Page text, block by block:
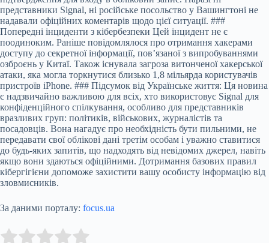
представники Signal, ні російське посольство у Вашингтоні не
надавали офіційних коментарів щодо цієї ситуації. ###
Попередні інциденти з кібербезпеки Цей інцидент не є
поодиноким. Раніше повідомлялося про отримання хакерами
доступу до секретної інформації, пов’язаної з випробуваннями
озброєнь у Китаї. Також існувала загроза витонченої хакерської
атаки, яка могла торкнутися близько 1,8 мільярда користувачів
пристроїв iPhone. ### Підсумок від Українське життя: Ця новина
є надзвичайно важливою для всіх, хто використовує Signal для
конфіденційного спілкування, особливо для представників
вразливих груп: політиків, військових, журналістів та
посадовців. Вона нагадує про необхідність бути пильними, не
передавати свої облікові дані третім особам і уважно ставитися
до будь-яких запитів, що надходять від невідомих джерел, навіть
якщо вони здаються офіційними. Дотримання базових правил
кібергігієни допоможе захистити вашу особисту інформацію від
зловмисників.
За даними порталу: focus.ua
Rate this item: